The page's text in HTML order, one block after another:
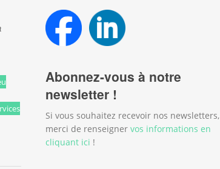
Abonnez-vous à notre
newsletter !
Si vous souhaitez recevoir nos newsletters,
merci de renseigner vos informations en
cliquant ici !